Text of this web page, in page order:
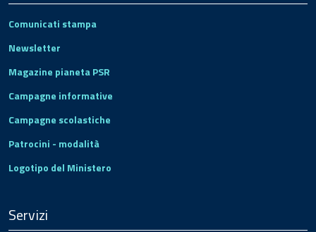
Comunicati stampa
Newsletter
Magazine pianeta PSR
Campagne informative
Campagne scolastiche
Patrocini - modalità
Logotipo del Ministero
Servizi